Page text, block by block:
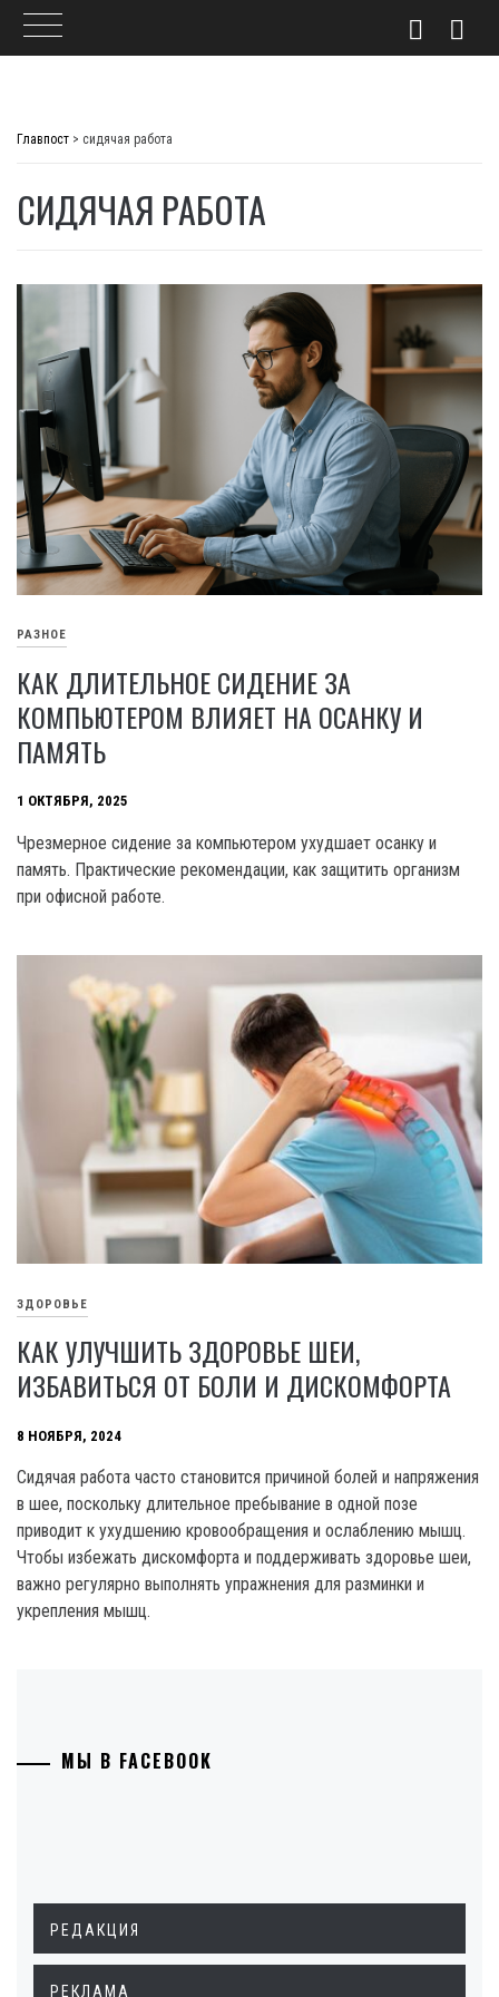
Главпост > сидячая работа
СИДЯЧАЯ РАБОТА
РАЗНОЕ
КАК ДЛИТЕЛЬНОЕ СИДЕНИЕ ЗА
КОМПЬЮТЕРОМ ВЛИЯЕТ НА ОСАНКУ И
ПАМЯТЬ
1 ОКТЯБРЯ, 2025
Чрезмерное сидение за компьютером ухудшает осанку и
память. Практические рекомендации, как защитить организм
при офисной работе.
ЗДОРОВЬЕ
КАК УЛУЧШИТЬ ЗДОРОВЬЕ ШЕИ,
ИЗБАВИТЬСЯ ОТ БОЛИ И ДИСКОМФОРТА
8 НОЯБРЯ, 2024
Сидячая работа часто становится причиной болей и напряжения
в шее, поскольку длительное пребывание в одной позе
приводит к ухудшению кровообращения и ослаблению мышц.
Чтобы избежать дискомфорта и поддерживать здоровье шеи,
важно регулярно выполнять упражнения для разминки и
укрепления мышц.
МЫ В FACEBOOK
РЕДАКЦИЯ
РЕКЛАМА